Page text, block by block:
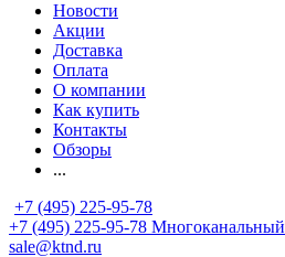
Новости
Акции
Доставка
Оплата
О компании
Как купить
Контакты
Обзоры
...
+7 (495) 225-95-78
+7 (495) 225-95-78 Многоканальный
sale@ktnd.ru